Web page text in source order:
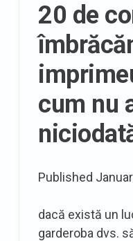
20 de
cum nu
Published
dacă există un
garderoba dvs.